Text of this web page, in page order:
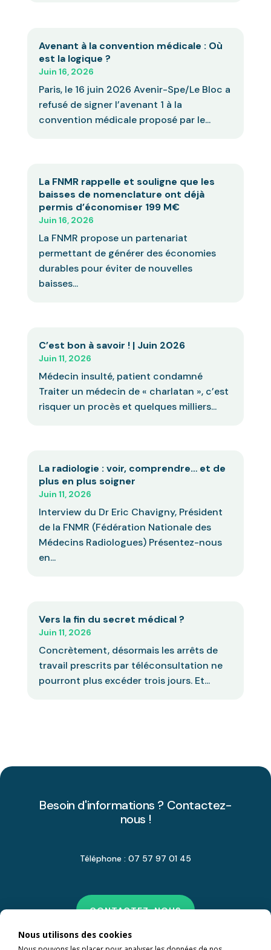
Avenant à la convention médicale : Où
est la logique ?
Juin 16, 2026
Paris, le 16 juin 2026 Avenir-Spe/Le Bloc a
refusé de signer l’avenant 1 à la
convention médicale proposé par le...
La FNMR rappelle et souligne que les
baisses de nomenclature ont déjà
permis d’économiser 199 M€
Juin 16, 2026
La FNMR propose un partenariat
permettant de générer des économies
durables pour éviter de nouvelles
baisses...
C’est bon à savoir ! | Juin 2026
Juin 11, 2026
Médecin insulté, patient condamné
Traiter un médecin de « charlatan », c’est
risquer un procès et quelques milliers...
La radiologie : voir, comprendre… et de
plus en plus soigner
Juin 11, 2026
Interview du Dr Eric Chavigny, Président
de la FNMR (Fédération Nationale des
Médecins Radiologues) Présentez-nous
en...
Vers la fin du secret médical ?
Juin 11, 2026
Concrètement, désormais les arrêts de
travail prescrits par téléconsultation ne
pourront plus excéder trois jours. Et...
Besoin d'informations ? Contactez-
nous !
Téléphone : 07 57 97 01 45
CONTACTEZ-NOUS
Nous utilisons des cookies